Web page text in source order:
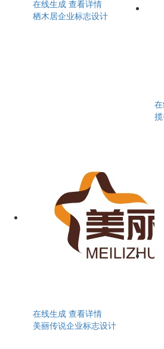
在线生成 查看详情
栖木居企业标志设计
在线生成 查看详情
美丽传说企业标志设计